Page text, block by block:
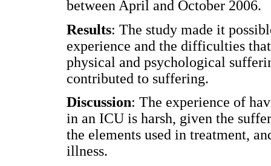
between April and October 2006.
Results: The study made it
experience and the difficulties
physical and psychological
contributed to suffering.
Discussion: The experience of
in an ICU is harsh, given the
the elements used in treatment,
illness.